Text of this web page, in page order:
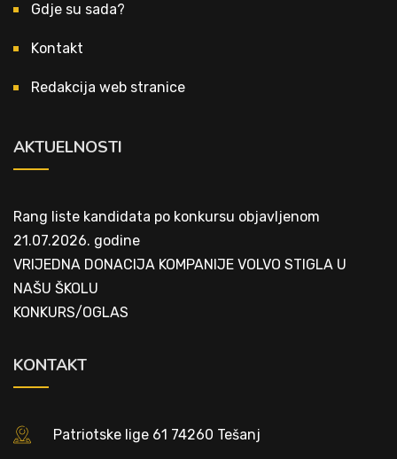
Gdje su sada?
Kontakt
Redakcija web stranice
AKTUELNOSTI
Rang liste kandidata po konkursu objavljenom
21.07.2026. godine
VRIJEDNA DONACIJA KOMPANIJE VOLVO STIGLA U
NAŠU ŠKOLU
KONKURS/OGLAS
KONTAKT
Patriotske lige 61 74260 Tešanj